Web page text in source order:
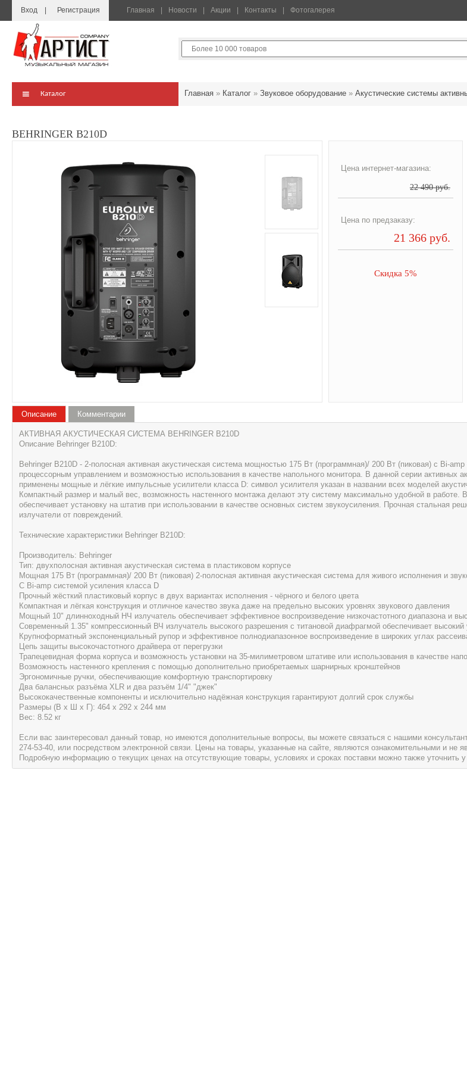
Вход Регистрация Главная Новости Акции Контакты Фотогалерея
Каталог Главная » Каталог » Звуковое оборудование » Акустические системы
BEHRINGER B210D
Цена интернет-магазина:
22 490 руб.
Цена по предзаказу:
21 366 руб.
Скидка 5%
Описание
АКТИВНАЯ АКУСТИЧЕСКАЯ СИСТЕМА BEHRINGER B210D
Описание Behringer B210D:
Behringer B210D - 2-полосная активная акустическая система мощностью 175 Вт (программная)/ 200 Вт (пиковая) с Bi-amp
процессорным управлением и возможностью использования в качестве напольного монитора. В данной серии активных
применены мощные и лёгкие импульсные усилители класса D: символ усилителя указан в названии всех моделей
Компактный размер и малый вес, возможность настенного монтажа делают эту систему максимально удобной в работе.
обеспечивает установку на штатив при использовании в качестве основных систем звукоусиления. Прочная стальная
излучатели от повреждений.
Технические характеристики Behringer B210D:
Производитель: Behringer
Тип: двухполосная активная акустическая система в пластиковом корпусе
Мощная 175 Вт (программная)/ 200 Вт (пиковая) 2-полосная активная акустическая система для живого исполнения и
С Bi-amp системой усиления класса D
Прочный жёсткий пластиковый корпус в двух вариантах исполнения - чёрного и белого цвета
Компактная и лёгкая конструкция и отличное качество звука даже на предельно высоких уровнях звукового давления
Мощный 10" длинноходный НЧ излучатель обеспечивает эффективное воспроизведение низкочастотного диапазона и
Современный 1.35" компрессионный ВЧ излучатель высокого разрешения с титановой диафрагмой обеспечивает высокий
Крупноформатный экспоненциальный рупор и эффективное полнодиапазонное воспроизведение в широких углах
Цепь защиты высокочастотного драйвера от перегрузки
Трапецевидная форма корпуса и возможность установки на 35-милиметровом штативе или использования в качестве
Возможность настенного крепления с помощью дополнительно приобретаемых шарнирных кронштейнов
Эргономичные ручки, обеспечивающие комфортную транспортировку
Два балансных разъёма XLR и два разъём 1/4" "джек"
Высококачественные компоненты и исключительно надёжная конструкция гарантируют долгий срок службы
Размеры (В х Ш х Г): 464 х 292 х 244 мм
Вес: 8.52 кг
Если вас заинтересовал данный товар, но имеются дополнительные вопросы, вы можете связаться с нашими
274-53-40, или посредством электронной связи. Цены на товары, указанные на сайте, являются ознакомительными и не
Подробную информацию о текущих ценах на отсутствующие товары, условиях и сроках поставки можно также уточнить у
Комментарии